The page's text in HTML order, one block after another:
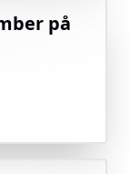
på